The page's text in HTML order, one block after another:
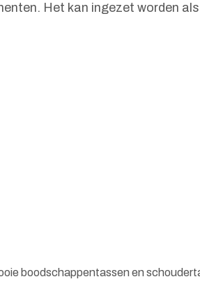
Het kan ingezet worden
boodschappentassen en